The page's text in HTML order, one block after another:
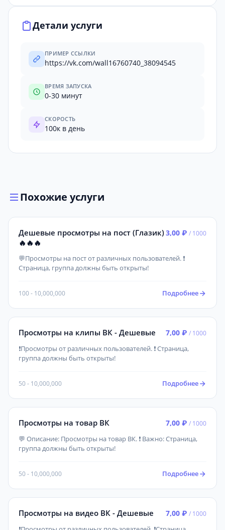
Детали услуги
ПРИМЕР ССЫЛКИ
https://vk.com/wall16760740_38094545
ВРЕМЯ ЗАПУСКА
0-30 минут
СКОРОСТЬ
100к в день
Похожие услуги
Дешевые просмотры на пост (Глазик)
🔥🔥🔥
3,00 ₽ / 1000
💬Просмотры на пост от различных пользователей. ❗
Страница, группа должны быть открыты!
100 - 10,000,000 Подробнее
Просмотры на клипы ВК - Дешевые 7,00 ₽ / 1000
❗Просмотры от различных пользователей. ❗ Страница,
группа должны быть открыты!
50 - 10,000,000 Подробнее
Просмотры на товар ВК 7,00 ₽ / 1000
💬 Описание: Просмотры на товар ВК. ❗ Важно: Страница,
группа должны быть открыты!
50 - 10,000,000 Подробнее
Просмотры на видео ВК - Дешевые 7,00 ₽ / 1000